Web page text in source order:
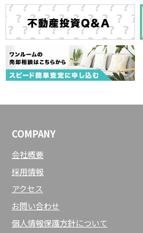
COMPANY
会社概要
採用情報
アクセス
お問い合わせ
個人情報保護方針について